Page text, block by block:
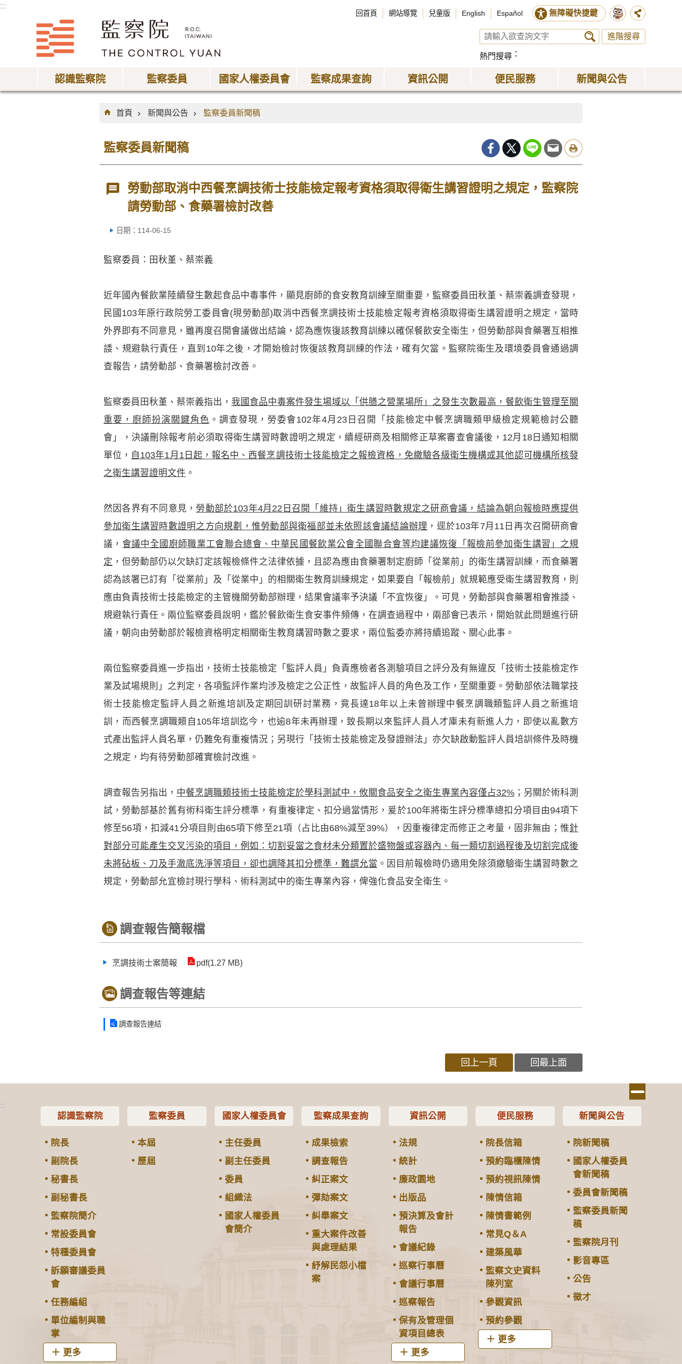
:::
回首頁 網站導覽 兒童版 English Español 無障礙快捷鍵
進階搜尋
熱門搜尋
認識監察院 監察委員 國家人權委員會 監察成果查詢 資訊公開 便民服務 新聞與公告
:::
首頁
新聞與公告 監察委員新聞稿
監察委員新聞稿
勞動部取消中西餐烹調技術士技能檢定報考資格須取得衛生講習證明之規定，監察院
請勞動部、食藥署檢討改善
日期：114-06-15
監察委員：田秋堇、蔡崇義
近年國內餐飲業陸續發生數起食品中毒事件，顯見廚師的食安教育訓練至關重要，監察委員田秋堇、蔡崇義調查發現，
民國103年原行政院勞工委員會(現勞動部)取消中西餐烹調技術士技能檢定報考資格須取得衛生講習證明之規定，當時
外界即有不同意見，雖再度召開會議做出結論，認為應恢復該教育訓練以確保餐飲安全衛生，但勞動部與食藥署互相推
諉、規避執行責任，直到10年之後，才開始檢討恢復該教育訓練的作法，確有欠當。監察院衛生及環境委員會通過調
查報告，請勞動部、食藥署檢討改善。
監察委員田秋堇、蔡崇義指出， 我國食品中毒案件發生場域以「供膳之營業場所」之發生次數最高，餐飲衛生管理至關
重要，廚師扮演關鍵角色 。調查發現，勞委會102年4月23日召開「技能檢定中餐烹調職類甲級檢定規範檢討公聽
會」，決議刪除報考前必須取得衛生講習時數證明之規定，續經研商及相關修正草案審查會議後，12月18日通知相關
單位， 自103年1月1日起，報名中、西餐烹調技術士技能檢定之報檢資格，免繳驗各級衛生機構或其他認可機構所核發
之衛生講習證明文件 。
然因各界有不同意見， 勞動部於103年4月22日召開「維持」衛生講習時數規定之研商會議，結論為朝向報檢時應提供
參加衛生講習時數證明之方向規劃，惟勞動部與衛福部並未依照該會議結論辦理 ，逕於103年7月11日再次召開研商會
議， 會議中全國廚師職業工會聯合總會、中華民國餐飲業公會全國聯合會等均建議恢復「報檢前參加衛生講習」之規
定 ，但勞動部仍以欠缺訂定該報檢條件之法律依據，且認為應由食藥署制定廚師「從業前」的衛生講習訓練，而食藥署
認為該署已訂有「從業前」及「從業中」的相關衛生教育訓練規定，如果要自「報檢前」就規範應受衛生講習教育，則
應由負責技術士技能檢定的主管機關勞動部辦理，結果會議率予決議「不宜恢復」。可見，勞動部與食藥署相會推諉、
規避執行責任。兩位監察委員說明，鑑於餐飲衛生食安事件頻傳，在調查過程中，兩部會已表示，開始就此問題進行研
議，朝向由勞動部於報檢資格明定相關衛生教育講習時數之要求，兩位監委亦將持續追蹤、關心此事。
兩位監察委員進一步指出，技術士技能檢定「監評人員」負責應檢者各測驗項目之評分及有無違反「技術士技能檢定作
業及試場規則」之判定，各項監評作業均涉及檢定之公正性，故監評人員的角色及工作，至關重要。勞動部依法職掌技
術士技能檢定監評人員之新進培訓及定期回訓研討業務，竟長達18年以上未曾辦理中餐烹調職類監評人員之新進培
訓，而西餐烹調職類自105年培訓迄今，也逾8年未再辦理，致長期以來監評人員人才庫未有新進人力，即使以亂數方
式產出監評人員名單，仍難免有重複情況；另現行「技術士技能檢定及發證辦法」亦欠缺啟動監評人員培訓條件及時機
之規定，均有待勞動部確實檢討改進。
調查報告另指出， 中餐烹調職類技術士技能檢定於學科測試中，攸關食品安全之衛生專業內容僅占32% ；另關於術科測
試，勞動部基於舊有術科衛生評分標準，有重複律定、扣分過當情形，爰於100年將衛生評分標準總扣分項目由94項下
修至56項，扣減41分項目則由65項下修至21項（占比由68%減至39%），因重複律定而修正之考量，固非無由；惟針
對部分可能產生交叉污染的項目，例如：切割妥當之食材未分類置於盛物盤或容器內、每一類切割過程後及切割完成後
未將砧板、刀及手澈底洗淨等項目，卻也調降其扣分標準，難謂允當 。因目前報檢時仍適用免除須繳驗衛生講習時數之
規定，勞動部允宜檢討現行學科、術科測試中的衛生專業內容，俾強化食品安全衛生。
調查報告簡報檔
烹調技術士案簡報 pdf(1.27 MB)
調查報告等連結
調查報告連結
回上一頁 回最上面
:::
認識監察院
院長
副院長
秘書長
副秘書長
監察院簡介
常設委員會
特種委員會
訴願審議委員
會
任務編組
單位編制與職
掌
更多
監察委員
本屆
歷屆
國家人權委員會
主任委員
副主任委員
委員
組織法
國家人權委員
會簡介
監察成果查詢
成果檢索
調查報告
糾正案文
彈劾案文
糾舉案文
重大案件改善
與處理結果
紓解民怨小檔
案
資訊公開
法規
統計
廉政園地
出版品
預決算及會計
報告
會議紀錄
巡察行事曆
會議行事曆
巡察報告
保有及管理個
資項目總表
更多
便民服務
院長信箱
預約臨櫃陳情
預約視訊陳情
陳情信箱
陳情書範例
常見Q＆A
建築風華
監察文史資料
陳列室
參觀資訊
預約參觀
更多
新聞與公告
院新聞稿
國家人權委員
會新聞稿
委員會新聞稿
監察委員新聞
稿
監察院月刊
影音專區
公告
徵才